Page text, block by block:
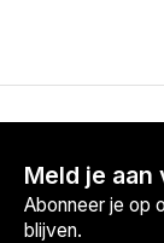
Meld je
Abonneer je op
blijven.